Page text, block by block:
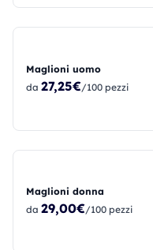
Maglioni uomo
da 27,25€/100 pezzi
Maglioni donna
da 29,00€/100 pezzi